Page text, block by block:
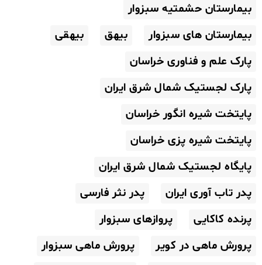
بیمارستان حشمتیه سبزوار
بیمارستان های سبزوار
بیهق
بیهقی
پارک علم و فناوری خراسان
پارک لجستیک شمال شرق ایران
پایتخت شیره انگور خراسان
پایتخت شیره پزی خراسان
پایگاه لجستیک شمال شرق ایران
پدر تاب آوری ایران
پدر نثر فارسی
پرنده کاکایی
پروازهای سبزوار
پرورش ماهی در کویر
پرورش ماهی سبزوار